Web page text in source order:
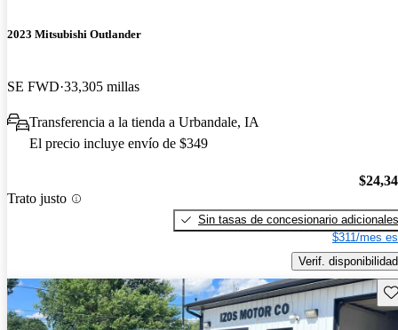
2023 Mitsubishi Outlander
SE FWD 33,305 millas
Transferencia a la tienda a Urbandale, IA
El precio incluye envío de $349
Trato justo
Sin tasas de concesionario adicionales
$311/mes
Verif. disponibilidad